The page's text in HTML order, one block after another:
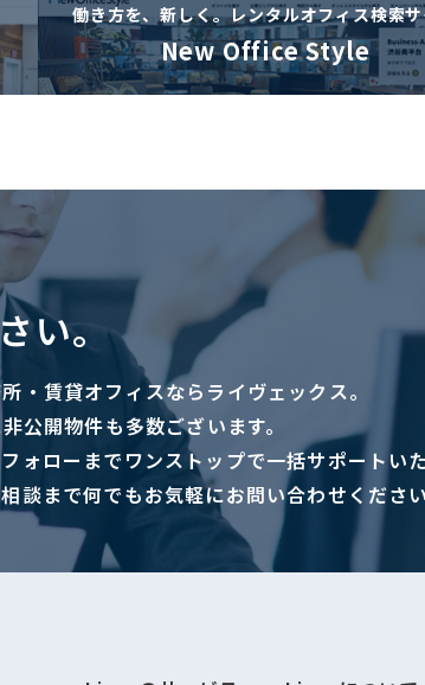
働き方を、新しく。レンタルオフィス検索
New Office Style
い。
・賃貸オフィスならライヴェックス。
公開物件も多数ございます。
ォローまでワンストップで一括サポートい
談まで何でもお気軽にお問い合わせください